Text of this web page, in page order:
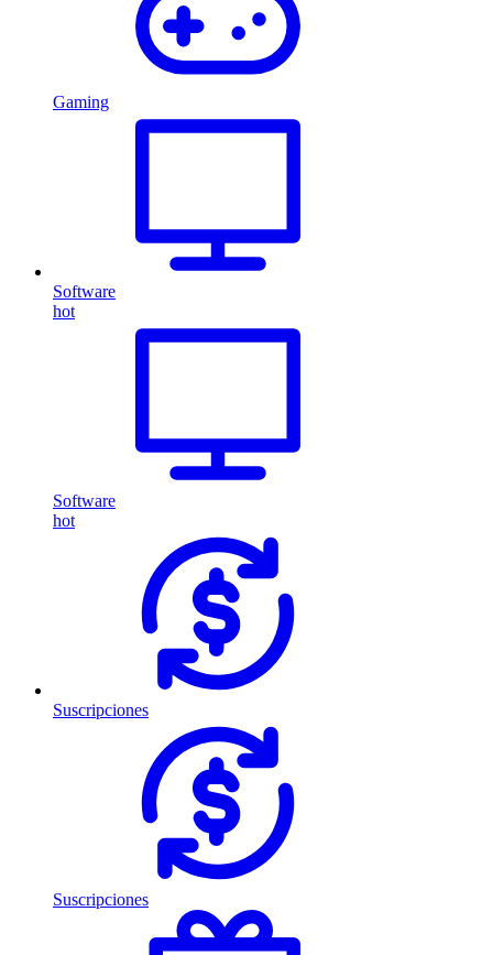
Gaming
Software
hot
Software
hot
Suscripciones
Suscripciones